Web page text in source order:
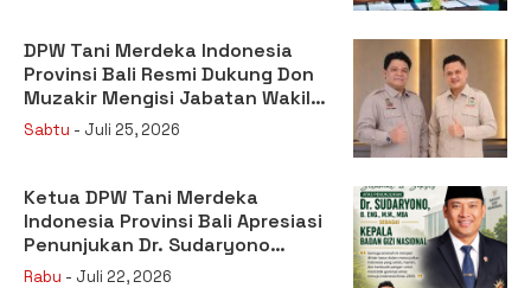
DPW Tani Merdeka Indonesia
Provinsi Bali Resmi Dukung Don
Muzakir Mengisi Jabatan Wakil
Menteri Pertanian RI
Sabtu - Juli 25, 2026
Ketua DPW Tani Merdeka
Indonesia Provinsi Bali Apresiasi
Penunjukan Dr. Sudaryono
sebagai Kepala Badan Gizi
Rabu - Juli 22, 2026